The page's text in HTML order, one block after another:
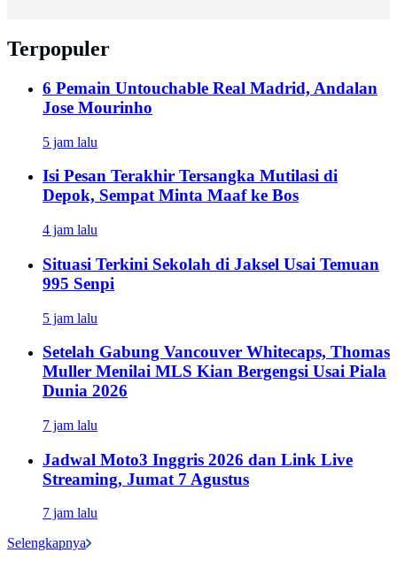
Terpopuler
6 Pemain Untouchable Real Madrid, Andalan
Jose Mourinho
5 jam lalu
Isi Pesan Terakhir Tersangka Mutilasi di
Depok, Sempat Minta Maaf ke Bos
4 jam lalu
Situasi Terkini Sekolah di Jaksel Usai Temuan
995 Senpi
5 jam lalu
Setelah Gabung Vancouver Whitecaps, Thomas
Muller Menilai MLS Kian Bergengsi Usai Piala
Dunia 2026
7 jam lalu
Jadwal Moto3 Inggris 2026 dan Link Live
Streaming, Jumat 7 Agustus
7 jam lalu
Selengkapnya